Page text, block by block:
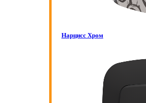
Нарцисс Хром